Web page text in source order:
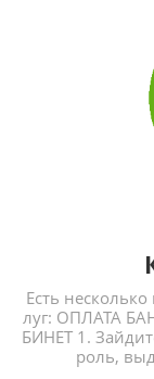
Есть
луг: ОП­ЛА­ТА
БИНЕТ 1.
роль,